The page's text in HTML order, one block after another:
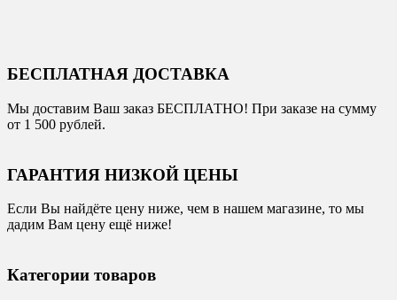
БЕСПЛАТНАЯ ДОСТАВКА
Мы доставим Ваш заказ БЕСПЛАТНО! При заказе на сумму
от 1 500 рублей.
ГАРАНТИЯ НИЗКОЙ ЦЕНЫ
Если Вы найдёте цену ниже, чем в нашем магазине, то мы
дадим Вам цену ещё ниже!
Категории товаров